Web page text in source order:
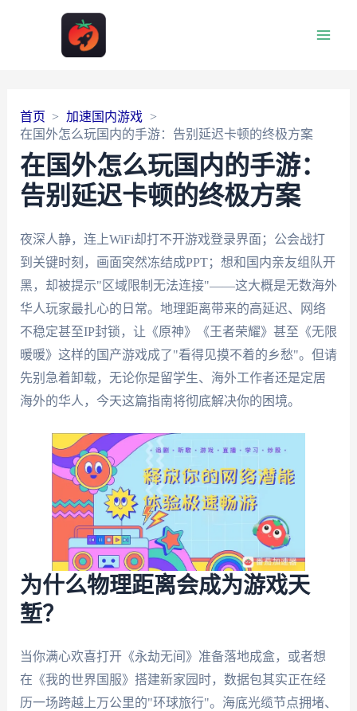
首页
加速国内游戏
在国外怎么玩国内的手游：告别延迟卡顿的终极方案
在国外怎么玩国内的手游：
告别延迟卡顿的终极方案
夜深人静，连上WiFi却打不开游戏登录界面；公会战打
到关键时刻，画面突然冻结成PPT；想和国内亲友组队开
黑，却被提示"区域限制无法连接"——这大概是无数海外
华人玩家最扎心的日常。地理距离带来的高延迟、网络
不稳定甚至IP封锁，让《原神》《王者荣耀》甚至《无限
暖暖》这样的国产游戏成了"看得见摸不着的乡愁"。但请
先别急着卸载，无论你是留学生、海外工作者还是定居
海外的华人，今天这篇指南将彻底解决你的困境。
为什么物理距离会成为游戏天
堑？
当你满心欢喜打开《永劫无间》准备落地成盒，或者想
在《我的世界国服》搭建新家园时，数据包其实正在经
历一场跨越上万公里的"环球旅行"。海底光缆节点拥堵、